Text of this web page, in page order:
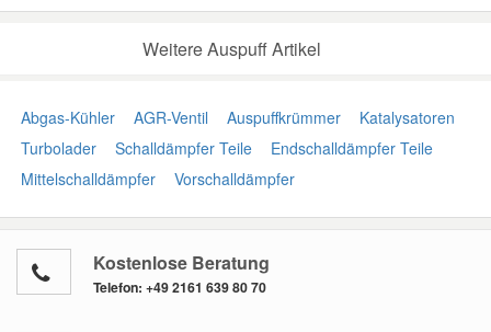
Weitere Auspuff Artikel
Abgas-Kühler AGR-Ventil Auspuffkrümmer
Katalysatoren
Turbolader
Schalldämpfer Teile
Endschalldämpfer Teile
Mittelschalldämpfer
Vorschalldämpfer
Kostenlose Beratung
Telefon: +49 2161 639 80 70